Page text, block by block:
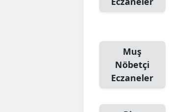
Muş
Nöbetçi
Eczaneler